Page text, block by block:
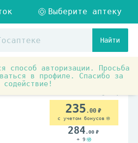
Найти
способ авторизации. Просьба
в профиле. Спасибо за
содействие!
здоровья Средства по уходу
235 .00
с учетом бонусов
284.00
+ 9